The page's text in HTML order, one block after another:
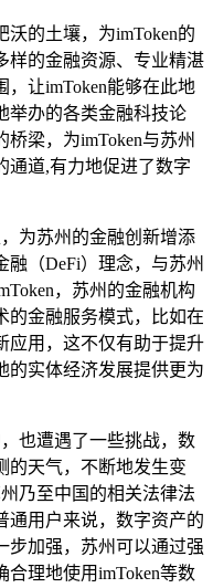
的土壤，为imToken的
样的金融资源、专业精湛
让imToken能够在此地
举办的各类金融科技论
梁，为imToken与苏州
通道,有力地促进了数字
为苏州的金融创新增添
（DeFi）理念，与苏州
，苏州的金融机构
的金融服务模式，比如在
应用，这不仅有助于提升
的实体经济发展提供更为
也遭遇了一些挑战，数
的天气，不断地发生变
乃至中国的相关法律法
通用户来说，数字资产的
步加强，苏州可以通过强
理地使用imToken等数